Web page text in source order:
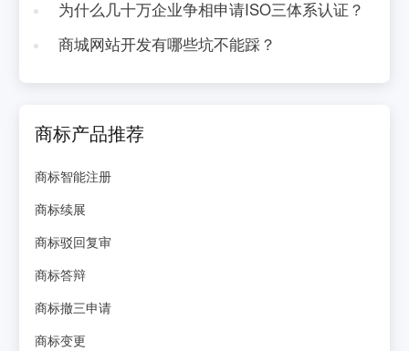
为什么几十万企业争相申请ISO三体系认证？
商城网站开发有哪些坑不能踩？
商标产品推荐
商标智能注册
商标续展
商标驳回复审
商标答辩
商标撤三申请
商标变更